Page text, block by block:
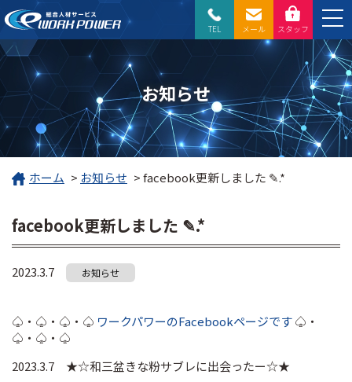
TEL メール スタッフ
お知らせ
ホーム > お知らせ >facebook更新しました ✎.*
facebook更新しました ✎.*
2023.3.7 お知らせ
♤・♤・♤・♤ ワークパワーのFacebookページです♤・
♤・♤・♤
2023.3.7 ★☆和三盆きな粉サブレに出会ったー☆★